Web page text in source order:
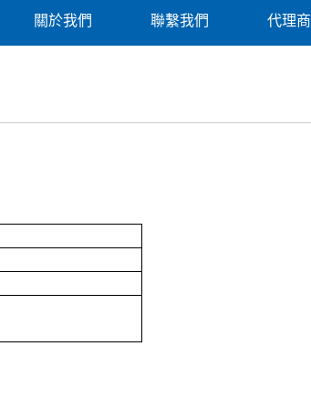
關於我們 聯繫我們 代理商